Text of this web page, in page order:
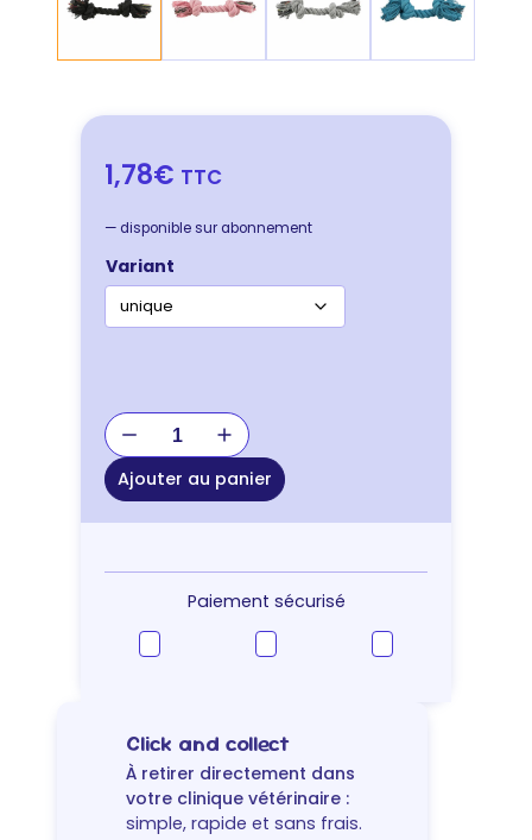
1,78€ TTC
— disponible sur abonnement
Variant
quantité
de
JOUET
OS
COTON
NOEUDS
Ajouter au panier
Paiement sécurisé
Click and collect
À retirer directement dans
votre clinique vétérinaire :
simple, rapide et sans frais.